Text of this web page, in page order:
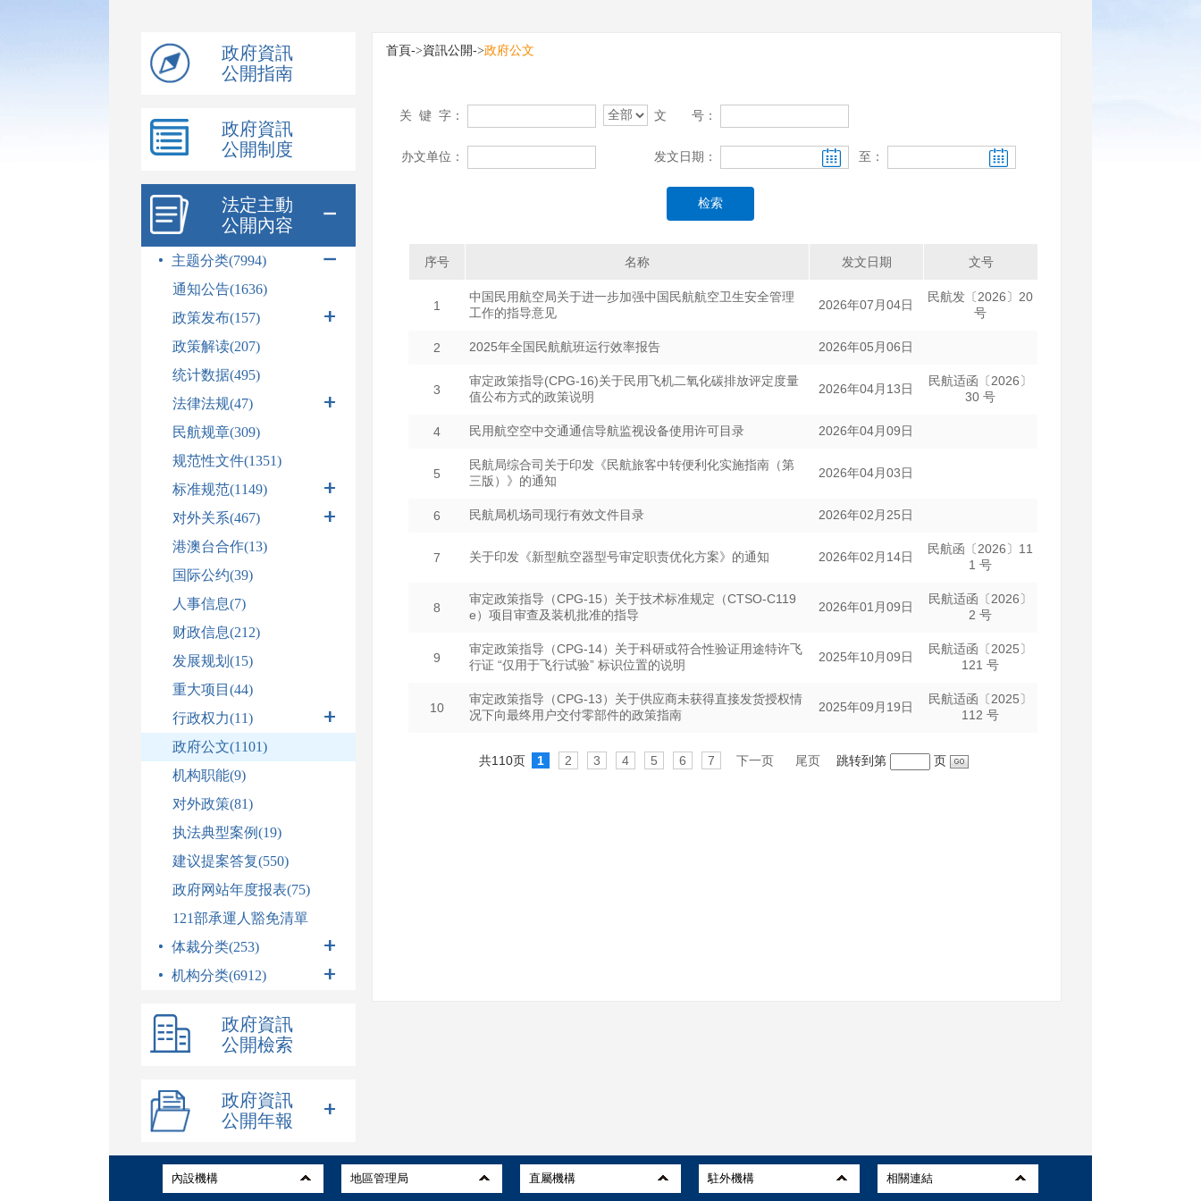
政府資訊
公開指南
政府資訊
公開制度
法定主動
公開內容
主题分类(7994)
通知公告(1636)
政策发布(157)
政策解读(207)
统计数据(495)
法律法规(47)
民航规章(309)
规范性文件(1351)
标准规范(1149)
对外关系(467)
港澳台合作(13)
国际公约(39)
人事信息(7)
财政信息(212)
发展规划(15)
重大项目(44)
行政权力(11)
政府公文(1101)
机构职能(9)
对外政策(81)
执法典型案例(19)
建议提案答复(550)
政府网站年度报表(75)
121部承運人豁免清單
体裁分类(253)
机构分类(6912)
政府資訊
公開檢索
政府資訊
公開年報
首頁->資訊公開->政府公文